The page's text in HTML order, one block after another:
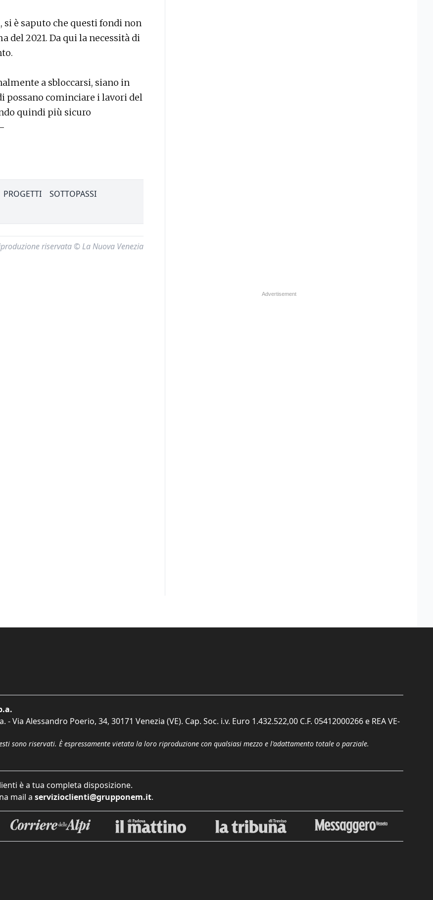
è saputo che questi fondi non
del 2021. Da qui la necessità di
a sbloccarsi, siano in
cominciare i lavori del
quindi più sicuro
PROGETTI
SOTTOPASSI
riservata © La Nuova Venezia
Via Alessandro Poerio, 34, 30171 Venezia (VE). Cap. Soc. i.v. Euro 1.432.522,00 C.F. 05412000266 e REA VE-
sono riservati. È espressamente vietata la loro riproduzione con qualsiasi mezzo e l'adattamento totale o parziale.
è a tua completa disposizione.
mail a servizioclienti@grupponem.it.